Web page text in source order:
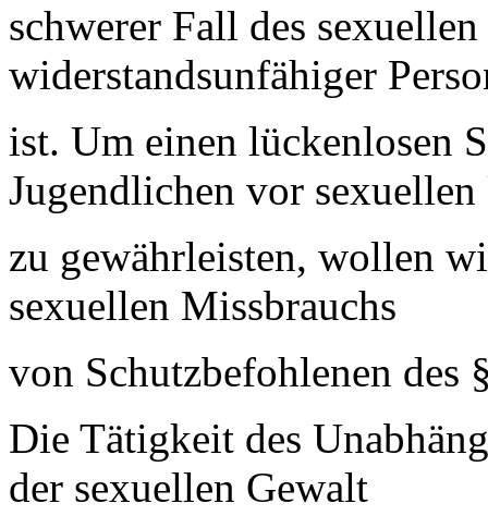
schwerer Fall des
widerstandsunfähiger
ist. Um einen lückenlosen
Jugendlichen vor
zu gewährleisten, wollen
sexuellen Missbrauchs
von Schutzbefohlenen des
Die Tätigkeit des
der sexuellen Gewalt